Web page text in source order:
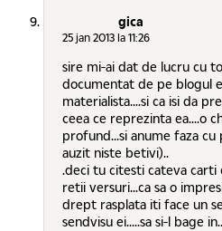
gica
25 jan 2013 la 11:26
sire mi-ai dat de lucru cu
documentat de pe blogul
materialista....si ca isi da
ceea ce reprezinta ea....o
profund...si anume faza
auzit niste betivi)..
.deci tu citesti cateva carti
retii versuri...ca sa o
drept rasplata iti face un
sendvisu ei.....sa si-l bage